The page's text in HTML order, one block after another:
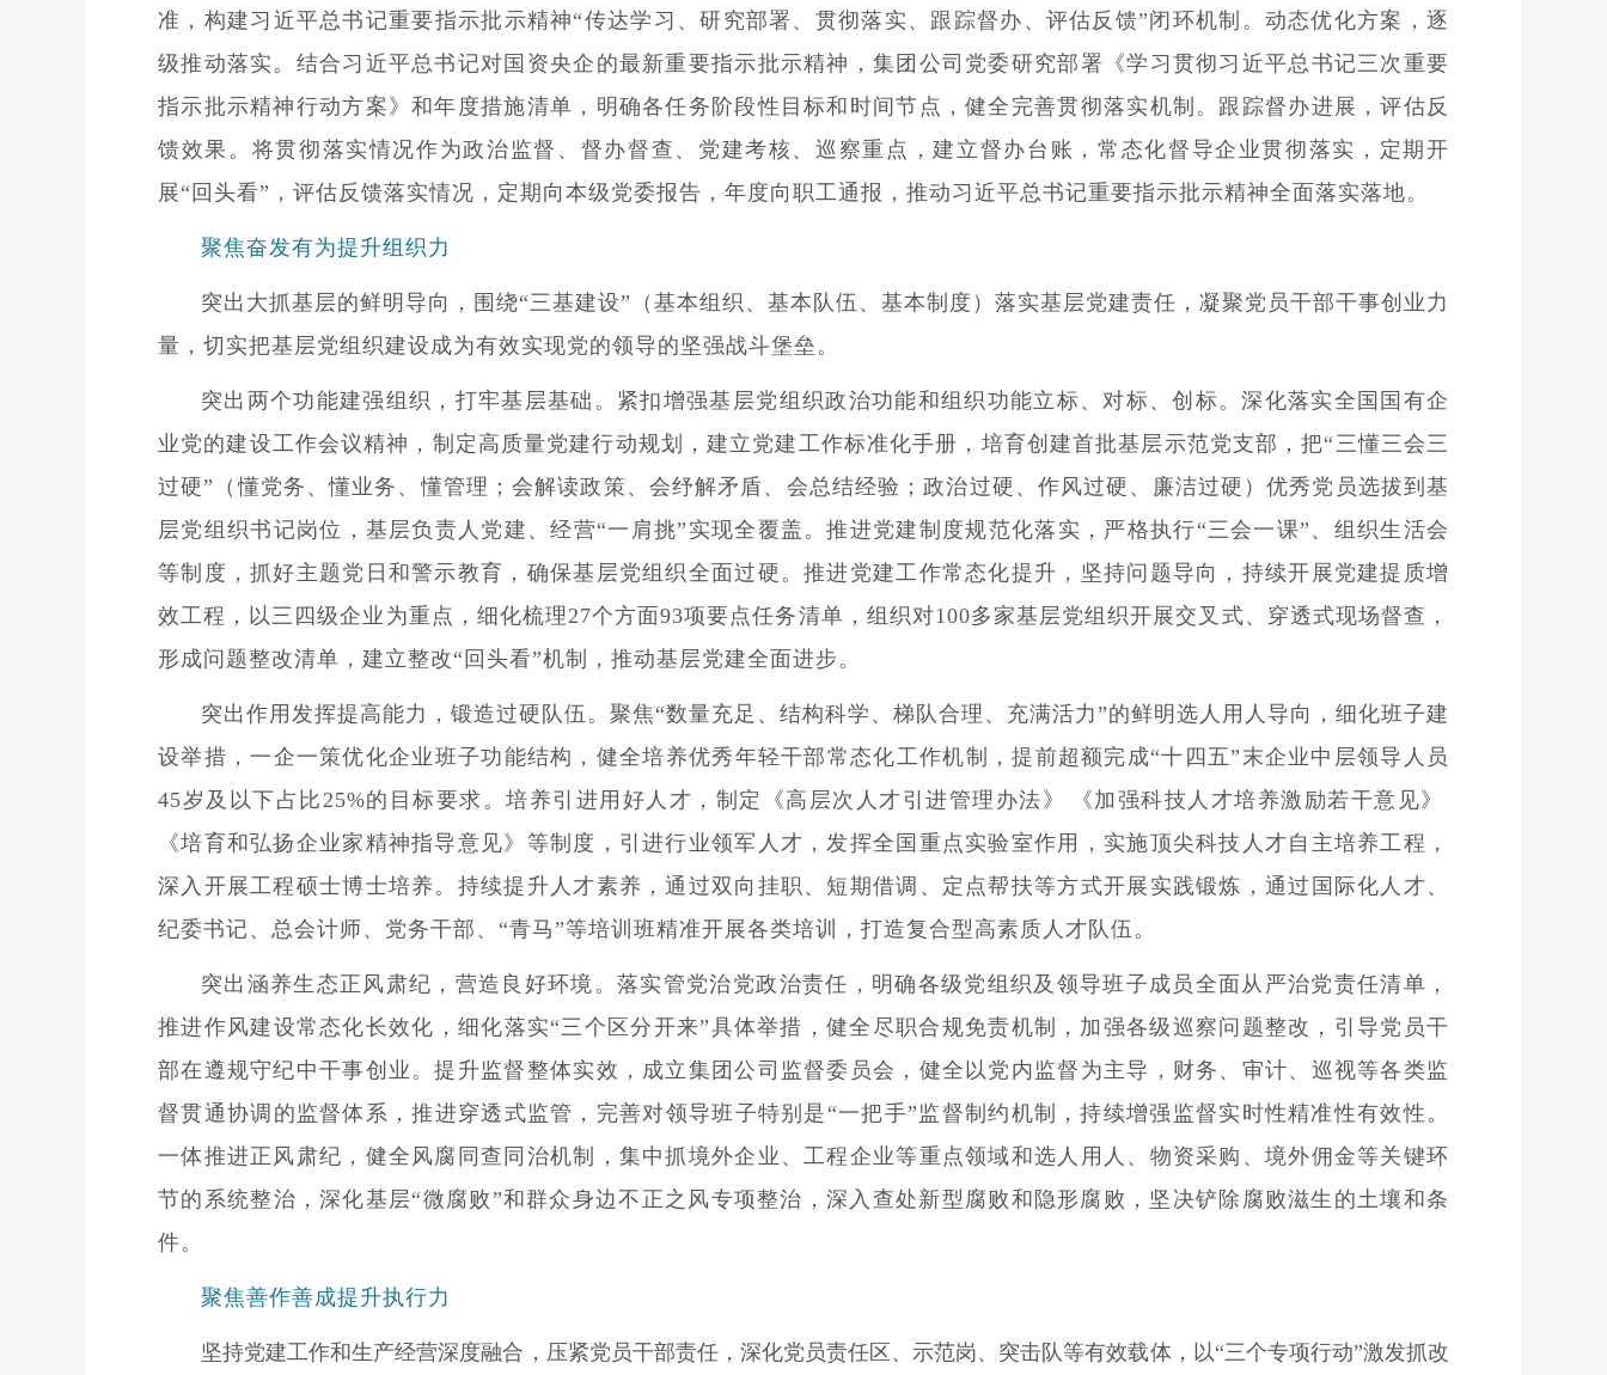
准，构建习近平总书记重要指示批示精神“传达学习、研究部署、贯彻落实、跟踪督办、评估反馈”闭环机制。动态优化方案，逐
级推动落实。结合习近平总书记对国资央企的最新重要指示批示精神，集团公司党委研究部署《学习贯彻习近平总书记三次重要
指示批示精神行动方案》和年度措施清单，明确各任务阶段性目标和时间节点，健全完善贯彻落实机制。跟踪督办进展，评估反
馈效果。将贯彻落实情况作为政治监督、督办督查、党建考核、巡察重点，建立督办台账，常态化督导企业贯彻落实，定期开
展“回头看”，评估反馈落实情况，定期向本级党委报告，年度向职工通报，推动习近平总书记重要指示批示精神全面落实落地。
聚焦奋发有为提升组织力
突出大抓基层的鲜明导向，围绕“三基建设”（基本组织、基本队伍、基本制度）落实基层党建责任，凝聚党员干部干事创业力
量，切实把基层党组织建设成为有效实现党的领导的坚强战斗堡垒。
突出两个功能建强组织，打牢基层基础。 紧扣增强基层党组织政治功能和组织功能立标、对标、创标。深化落实全国国有企
业党的建设工作会议精神，制定高质量党建行动规划，建立党建工作标准化手册，培育创建首批基层示范党支部，把“三懂三会三
过硬”（懂党务、懂业务、懂管理；会解读政策、会纾解矛盾、会总结经验；政治过硬、作风过硬、廉洁过硬）优秀党员选拔到基
层党组织书记岗位，基层负责人党建、经营“一肩挑”实现全覆盖。推进党建制度规范化落实，严格执行“三会一课”、组织生活会
等制度，抓好主题党日和警示教育，确保基层党组织全面过硬。推进党建工作常态化提升，坚持问题导向，持续开展党建提质增
效工程，以三四级企业为重点，细化梳理27个方面93项要点任务清单，组织对100多家基层党组织开展交叉式、穿透式现场督查，
形成问题整改清单，建立整改“回头看”机制，推动基层党建全面进步。
突出作用发挥提高能力，锻造过硬队伍。 聚焦“数量充足、结构科学、梯队合理、充满活力”的鲜明选人用人导向，细化班子建
设举措，一企一策优化企业班子功能结构，健全培养优秀年轻干部常态化工作机制，提前超额完成“十四五”末企业中层领导人员
45岁及以下占比25%的目标要求。培养引进用好人才，制定《高层次人才引进管理办法》 《加强科技人才培养激励若干意见》
《培育和弘扬企业家精神指导意见》等制度，引进行业领军人才，发挥全国重点实验室作用，实施顶尖科技人才自主培养工程，
深入开展工程硕士博士培养。持续提升人才素养，通过双向挂职、短期借调、定点帮扶等方式开展实践锻炼，通过国际化人才、
纪委书记、总会计师、党务干部、“青马”等培训班精准开展各类培训，打造复合型高素质人才队伍。
突出涵养生态正风肃纪，营造良好环境。落实管党治党政治责任，明确各级党组织及领导班子成员全面从严治党责任清单，
推进作风建设常态化长效化，细化落实“三个区分开来”具体举措，健全尽职合规免责机制，加强各级巡察问题整改，引导党员干
部在遵规守纪中干事创业。提升监督整体实效，成立集团公司监督委员会，健全以党内监督为主导，财务、审计、巡视等各类监
督贯通协调的监督体系，推进穿透式监管，完善对领导班子特别是“一把手”监督制约机制，持续增强监督实时性精准性有效性。
一体推进正风肃纪，健全风腐同查同治机制，集中抓境外企业、工程企业等重点领域和选人用人、物资采购、境外佣金等关键环
节的系统整治，深化基层“微腐败”和群众身边不正之风专项整治，深入查处新型腐败和隐形腐败，坚决铲除腐败滋生的土壤和条
件。
聚焦善作善成提升执行力
坚持党建工作和生产经营深度融合，压紧党员干部责任，深化党员责任区、示范岗、突击队等有效载体，以“三个专项行动”激发抓改